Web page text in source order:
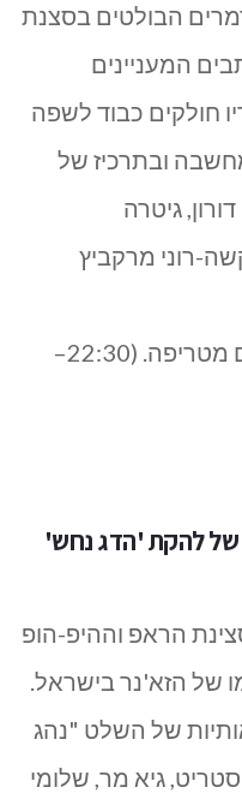
הבולטים בסצנת
המעניינים
חולקים כבוד לשפה
ובתרכיז של
גיטרה
רוני מרקביץ
בסיום המופע מסיבת ריקודים מטריפה. (22:30–
17.8.2022 הופעה של להקת 'הדג נחש'
הראפ וההיפ-הופ
של הזא'נר בישראל.
של השלט "נהג
גיא מר, שלומי